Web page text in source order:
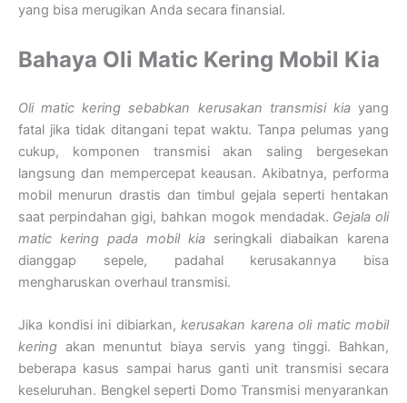
yang bisa merugikan Anda secara finansial.
Bahaya Oli Matic Kering Mobil Kia
Oli matic kering sebabkan kerusakan transmisi kiayang
fatal jika tidak ditangani tepat waktu. Tanpa pelumas yang
cukup, komponen transmisi akan saling bergesekan
langsung dan mempercepat keausan. Akibatnya, performa
mobil menurun drastis dan timbul gejala seperti hentakan
saat perpindahan gigi, bahkan mogok mendadak. Gejala oli
matic kering pada mobil kia seringkali diabaikan karena
dianggap sepele, padahal kerusakannya bisa
mengharuskan overhaul transmisi.
Jika kondisi ini dibiarkan, kerusakan karena oli matic mobil
kering akan menuntut biaya servis yang tinggi. Bahkan,
beberapa kasus sampai harus ganti unit transmisi secara
keseluruhan. Bengkel seperti Domo Transmisi menyarankan